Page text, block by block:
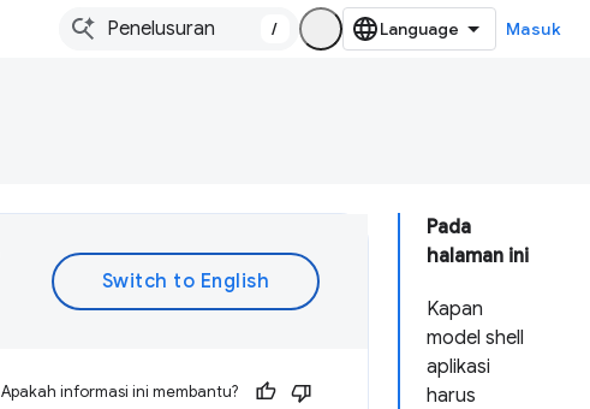
/ Masuk
Pada
halaman ini
Kapan
model shell
aplikasi
harus
Apakah informasi ini membantu?